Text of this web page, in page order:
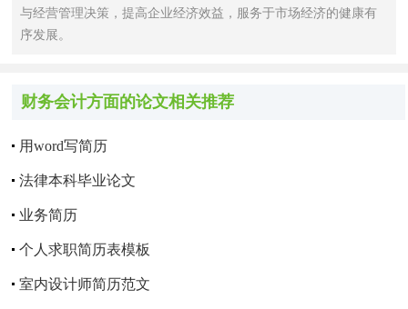
与经营管理决策，提高企业经济效益，服务于市场经济的健康有
序发展。
财务会计方面的论文相关推荐
用word写简历
法律本科毕业论文
业务简历
个人求职简历表模板
室内设计师简历范文